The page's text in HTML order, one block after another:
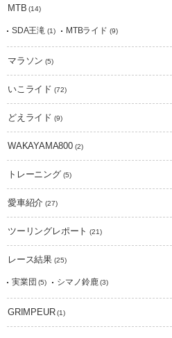
MTB (14)
SDA王滝 (1) MTBライド (9)
マラソン (5)
いこライド (72)
どえライド (9)
WAKAYAMA800(2)
トレーニング (5)
愛車紹介 (27)
ツーリングレポート (21)
レース結果 (25)
実業団 (5) シマノ鈴鹿 (3)
GRIMPEUR(1)